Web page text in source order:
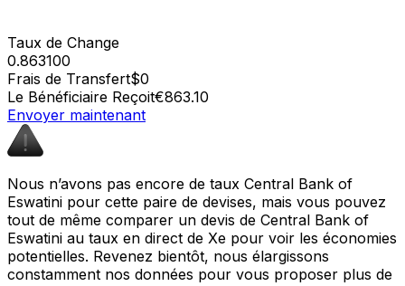
Taux de Change
0.863100
Frais de Transfert$0
Le Bénéficiaire Reçoit€863.10
Envoyer maintenant
Nous n’avons pas encore de taux Central Bank of
Eswatini pour cette paire de devises, mais vous pouvez
tout de même comparer un devis de Central Bank of
Eswatini au taux en direct de Xe pour voir les économies
potentielles. Revenez bientôt, nous élargissons
constamment nos données pour vous proposer plus de